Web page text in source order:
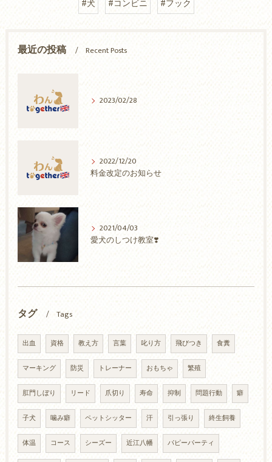
#犬 #コンビニ #フック
最近の投稿 Recent Posts
2023/02/28
2022/12/20
料金改定のお知らせ
2021/04/03
愛犬のしつけ教室❣️
タグ Tags
出血 資格 教え方 言葉 叱り方 飛びつき 食糞
マーキング 防災 トレーナー おもちゃ 繁殖
肛門しぼり リード 爪切り 寿命 抑制 問題行動 癖
子犬 噛み癖 ペットシッター 汗 引っ張り 終生飼養
体温 コース シーズー 近江八幡 パピーパーティ